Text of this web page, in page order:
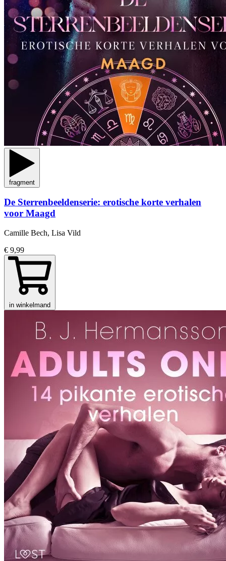
fragment
De Sterrenbeeldenserie: erotische korte verhalen
voor Maagd
Camille Bech, Lisa Vild
€ 9,99
in winkelmand